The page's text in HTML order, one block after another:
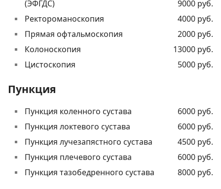
(ЭФГДС)
9000 руб.
Ректороманоскопия
4000 руб.
Прямая офтальмоскопия
2000 руб.
Колоноскопия
13000 руб.
Цистоскопия
5000 руб.
Пункция
Пункция коленного сустава
6000 руб.
Пункция локтевого сустава
6000 руб.
Пункция лучезапястного сустава
4500 руб.
Пункция плечевого сустава
6000 руб.
Пункция тазобедренного сустава
8000 руб.